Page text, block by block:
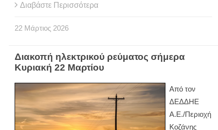
Διαβάστε Περισσότερα
22 Μάρτιος 2026
Διακοπή ηλεκτρικού ρεύματος σήμερα
Κυριακή 22 Μαρτίου
Από τον
ΔΕΔΔΗΕ
Α.Ε./Περιοχή
Κοζάνης